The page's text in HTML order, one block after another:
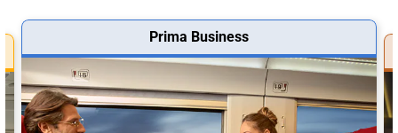
Prima Business